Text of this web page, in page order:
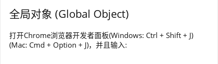
全局对象 (Global Object)
打开Chrome浏览器开发者面板(Windows: Ctrl + Shift + J)
(Mac: Cmd + Option + J)，并且输入: